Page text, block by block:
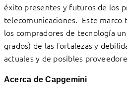
éxito presentes y futuros de los
telecomunicaciones. Este marco
los compradores de tecnología
grados) de las fortalezas y
actuales y de posibles
Acerca de Capgemini